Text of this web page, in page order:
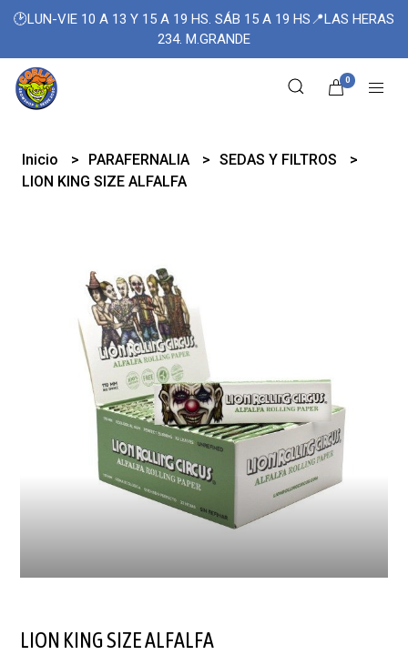
🕑LUN-VIE 10 A 13 Y 15 A 19 HS. SÁB 15 A 19 HS📍LAS HERAS
234. M.GRANDE
0
Inicio PARAFERNALIA
SEDAS Y FILTROS
LION KING SIZE ALFALFA
LION KING SIZE ALFALFA